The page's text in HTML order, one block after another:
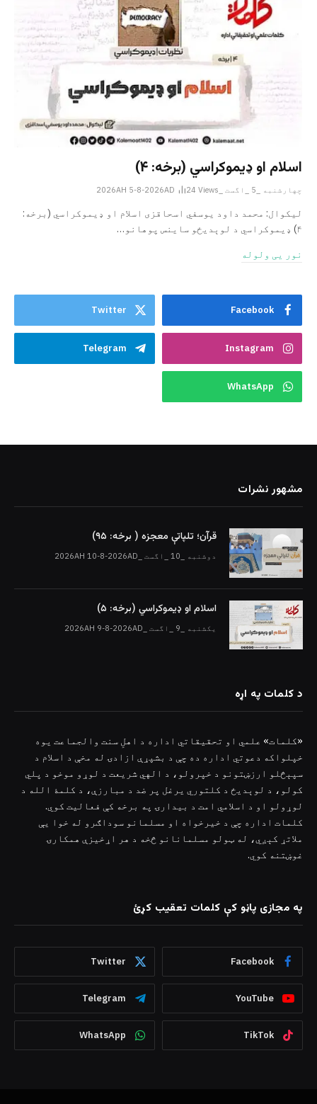
اسلام او ډیموکراسي (برخه: ۴)
چهارشنبه _5 _اگست _2026AH 5-8-2026AD 24 Views
لیکوال: محمد داود یوسفي اسحاقزی اسلام او ډیموکراسي (برخه:
۴) ډیموکراسي د لوېدیځو ساینس پوهانو…
نور یی ولوله
Facebook
Twitter
Instagram
Telegram
WhatsApp
مشهور نشرات
قرآن؛ تلپاتې معجزه ( برخه: ۹۵)
دوشنبه _10 _اگست _2026AH 10-8-2026AD
اسلام او ډیموکراسي (برخه: ۵)
یکشنبه _9 _اگست _2026AH 9-8-2026AD
د کلمات په اړه
«کلمات» علمي او تحقیقاتي اداره د اهلِ سنت والجماعت یوه
خپلواکه دعوتي اداره ده چې د بشپړې ازادۍ له مخې د اسلام د
سپېڅلو ارزښتونو د خپرولو، د الهي شریعت د لوړو موخو د پلي
کولو، د لوېدیځ د کلتوري یرغل پر ضد د مبارزې، د کلمۀ الله د
لوړولو او د اسلامي امت د بیدارۍ په برخه کې فعالیت کوي.
کلمات اداره چې د خیرخواه او مسلمانو سوداګرو له خوا یې
ملاتړ کېږي، له ټولو مسلمانانو څخه د هر اړخیزې همکارۍ
غوښتنه کوي.
په مجازی پاڼو کې کلمات تعقیب کړئ
Facebook
Twitter
YouTube
Telegram
TikTok
WhatsApp